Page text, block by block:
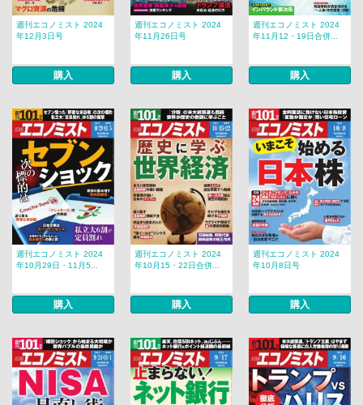
週刊エコノミスト 2024
年12月3日号
購入
週刊エコノミスト 2024
年11月26日号
購入
週刊エコノミスト 2024
年11月12・19日合併...
購入
週刊エコノミスト 2024
年10月29日・11月5...
購入
週刊エコノミスト 2024
年10月15・22日合併...
購入
週刊エコノミスト 2024
年10月8日号
購入